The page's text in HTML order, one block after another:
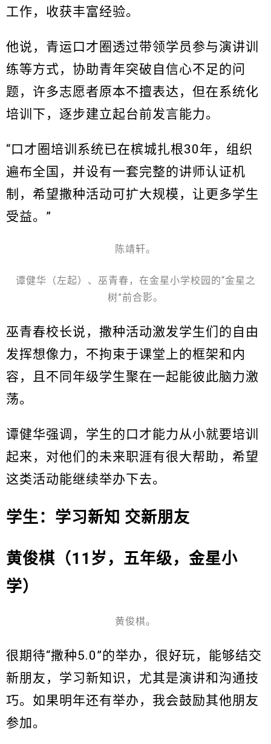
工作，收获丰富经验。
他说，青运口才圈透过带领学员参与演讲训
练等方式，协助青年突破自信心不足的问
题，许多志愿者原本不擅表达，但在系统化
培训下，逐步建立起台前发言能力。
“口才圈培训系统已在槟城扎根30年，组织
遍布全国，并设有一套完整的讲师认证机
制，希望撒种活动可扩大规模，让更多学生
受益。”
陈靖轩。
谭健华（左起）、巫青春，在金星小学校园的“金星之
树”前合影。
巫青春校长说，撒种活动激发学生们的自由
发挥想像力，不拘束于课堂上的框架和内
容，且不同年级学生聚在一起能彼此脑力激
荡。
谭健华强调，学生的口才能力从小就要培训
起来，对他们的未来职涯有很大帮助，希望
这类活动能继续举办下去。
学生：学习新知 交新朋友
黄俊棋（11岁，五年级，金星小
学）
黄俊棋。
很期待“撒种5.0”的举办，很好玩，能够结交
新朋友，学习新知识，尤其是演讲和沟通技
巧。如果明年还有举办，我会鼓励其他朋友
参加。